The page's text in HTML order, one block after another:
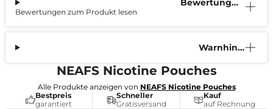
Bewertunge
Bewertungen zum Produkt lesen
Warnhinw
NEAFS Nicotine Pouches
Alle Produkte anzeigen von NEAFS Nicotine Pouches
Bestpreis
garantiert
Schneller
Gratisversand
Kauf
auf Rechnung